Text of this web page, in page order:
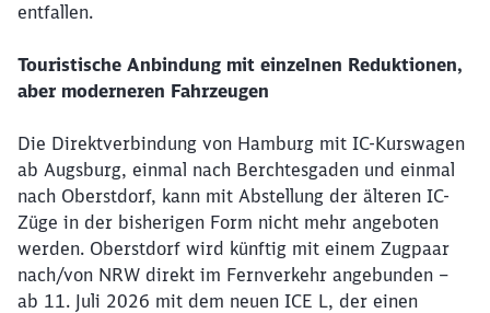
entfallen.
Touristische Anbindung mit einzelnen Reduktionen,
aber moderneren Fahrzeugen
Die Direktverbindung von Hamburg mit IC-Kurswagen
ab Augsburg, einmal nach Berchtesgaden und einmal
nach Oberstdorf, kann mit Abstellung der älteren IC-
Züge in der bisherigen Form nicht mehr angeboten
werden. Oberstdorf wird künftig mit einem Zugpaar
nach/von NRW direkt im Fernverkehr angebunden –
ab 11. Juli 2026 mit dem neuen ICE L, der einen